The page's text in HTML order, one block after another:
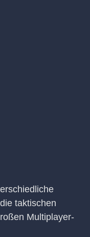
taktischen
Multiplayer-